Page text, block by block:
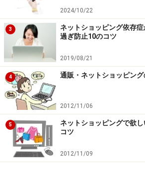
けるようになっていることもありま
絞り込み機能を使って実際に購入し
考にする
ようにしましょう。
商品レビューのページで条件によって絞
（画像は楽天）
2024/10/22
3
ネットショッピング依存
過ぎ防止10のコツ
2019/08/21
4 通販・ネットショッピン
2012/11/06
5
ネットショッピングで欲
コツ
2012/11/09